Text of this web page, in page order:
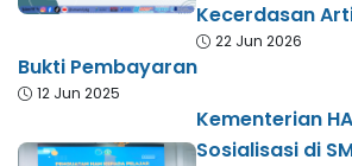
Kecerdasan
22 Jun 2026
Bukti Pembayaran
12 Jun 2025
Kementerian
Sosialisasi di